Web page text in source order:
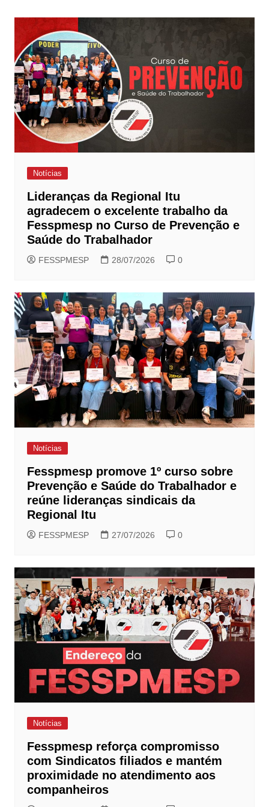
Post
Notícias
Lideranças da Regional Itu
agradecem o excelente trabalho da
Fesspmesp no Curso de Prevenção e
Saúde do Trabalhador
FESSPMESP 28/07/2026 0
Notícias
Fesspmesp promove 1º curso sobre
Prevenção e Saúde do Trabalhador e
reúne lideranças sindicais da
Regional Itu
FESSPMESP 27/07/2026 0
Notícias
Fesspmesp reforça compromisso
com Sindicatos filiados e mantém
proximidade no atendimento aos
companheiros